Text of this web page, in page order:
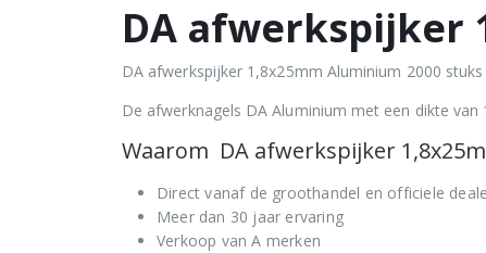
DA afwerkspijker
DA afwerkspijker 1,8x25mm Aluminium 2000
De afwerknagels DA Aluminium met een dikte
Waarom DA afwerkspijker
Direct vanaf de groothandel en officiele
Meer dan 30 jaar ervaring
Verkoop van A merken